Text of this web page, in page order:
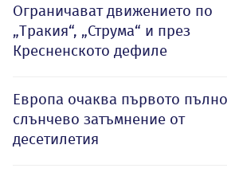
Ограничават движението по
„Тракия“, „Струма“ и през
Кресненското дефиле
Европа очаква първото пълно
слънчево затъмнение от
десетилетия